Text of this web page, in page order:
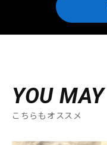
YOU
こちらもオススメ